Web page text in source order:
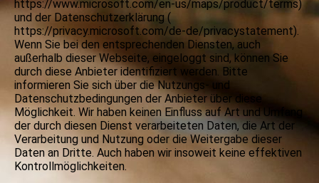
https://www.microsoft.com/en-us/maps/product/terms)
und der Datenschutzerklärung (
https://privacy.microsoft.com/de-de/privacystatement).
Wenn Sie bei den entsprechenden Diensten, auch
außerhalb dieser Webseite, eingeloggt sind, können Sie
durch diese Anbieter identifiziert werden. Bitte
informieren Sie sich über die Nutzungs- und
Datenschutzbedingungen der Anbieter über diese
Möglichkeit. Wir haben keinen Einfluss auf Art und Umfang
der durch diesen Dienst verarbeiteten Daten, die Art der
Verarbeitung und Nutzung oder die Weitergabe dieser
Daten an Dritte. Auch haben wir insoweit keine effektiven
Kontrollmöglichkeiten.